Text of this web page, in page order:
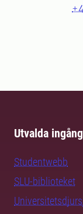
Utvalda
Studentwebb
SLU-biblioteket